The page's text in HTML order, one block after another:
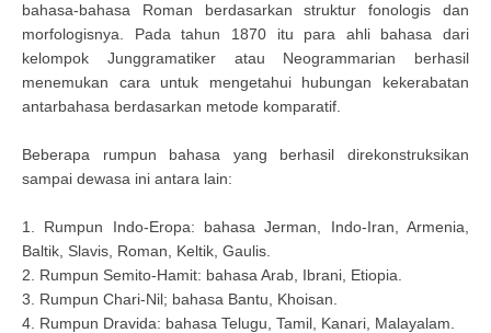
bahasa-bahasa Roman berdasarkan struktur fonologis dan
morfologisnya. Pada tahun 1870 itu para ahli bahasa dari
kelompok Junggramatiker atau Neogrammarian berhasil
menemukan cara untuk mengetahui hubungan kekerabatan
antarbahasa berdasarkan metode komparatif.
Beberapa rumpun bahasa yang berhasil direkonstruksikan
sampai dewasa ini antara lain:
1. Rumpun Indo-Eropa: bahasa Jerman, Indo-Iran, Armenia,
Baltik, Slavis, Roman, Keltik, Gaulis.
2. Rumpun Semito-Hamit: bahasa Arab, Ibrani, Etiopia.
3. Rumpun Chari-Nil; bahasa Bantu, Khoisan.
4. Rumpun Dravida: bahasa Telugu, Tamil, Kanari, Malayalam.